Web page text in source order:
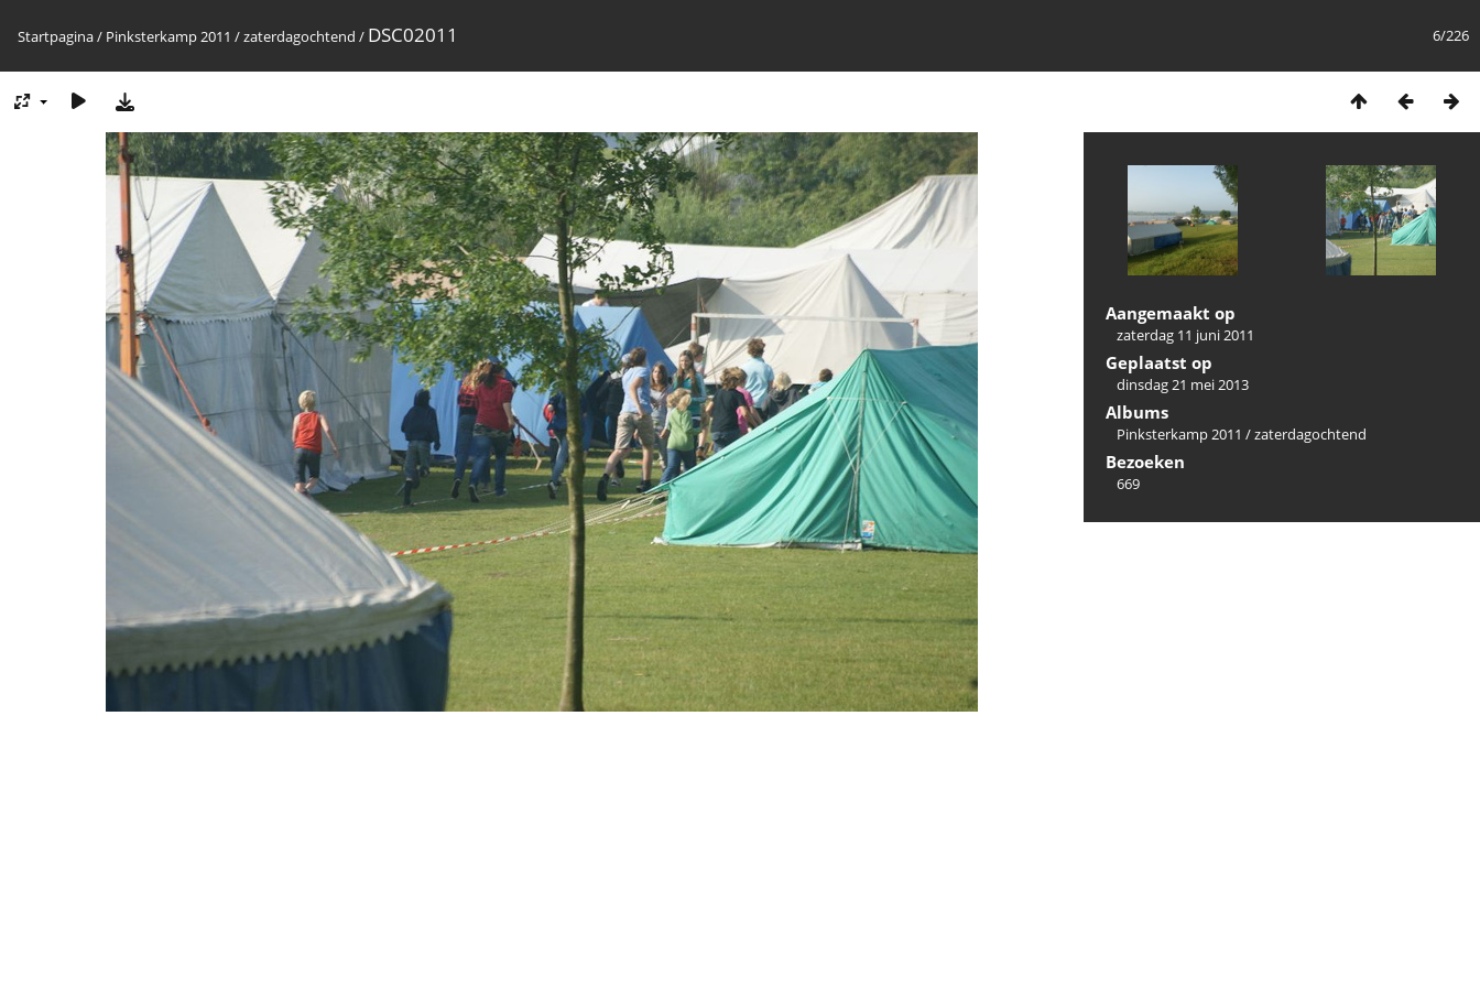
6/226
Startpagina/ Pinksterkamp 2011 /zaterdagochtend / DSC02011
Aangemaakt op
zaterdag 11 juni 2011
Geplaatst op
dinsdag 21 mei 2013
Albums
Pinksterkamp 2011 /zaterdagochtend
Bezoeken
669